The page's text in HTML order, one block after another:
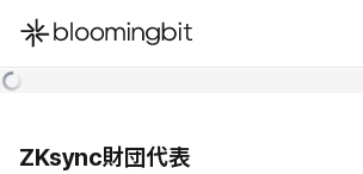
한국어
ZKsync財団代表